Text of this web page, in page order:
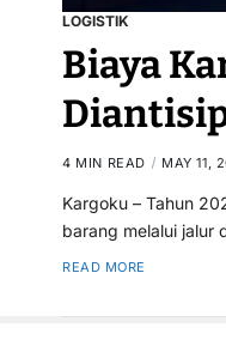
LOGISTIK
Biaya
4 MIN READ MAY 11,
Kargoku – Tahun
barang melalui jalur
READ MORE